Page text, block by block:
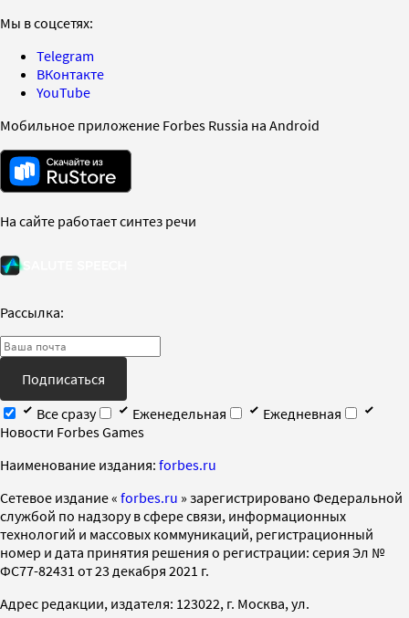
Мы в соцсетях:
Telegram
ВКонтакте
YouTube
Мобильное приложение Forbes Russia на Android
На сайте работает синтез речи
Рассылка:
Подписаться
Все сразу
Еженедельная
Ежедневная
Новости Forbes Games
Наименование издания: forbes.ru
Cетевое издание « forbes.ru » зарегистрировано Федеральной
службой по надзору в сфере связи, информационных
технологий и массовых коммуникаций, регистрационный
номер и дата принятия решения о регистрации: серия Эл №
ФС77-82431 от 23 декабря 2021 г.
Адрес редакции, издателя: 123022, г. Москва, ул.